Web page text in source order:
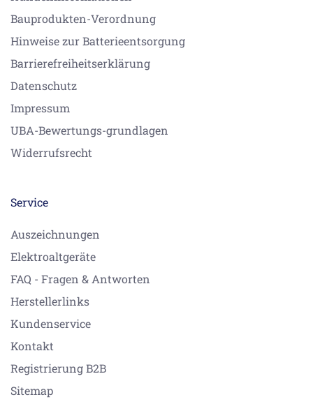
Bauprodukten-Verordnung
Hinweise zur Batterieentsorgung
Barrierefreiheitserklärung
Datenschutz
Impressum
UBA-Bewertungs-grundlagen
Widerrufsrecht
Service
Auszeichnungen
Elektroaltgeräte
FAQ - Fragen & Antworten
Herstellerlinks
Kundenservice
Kontakt
Registrierung B2B
Sitemap